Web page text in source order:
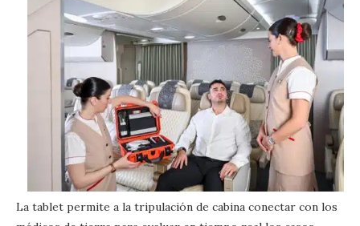
La tablet permite a la tripulación de cabina conectar con los